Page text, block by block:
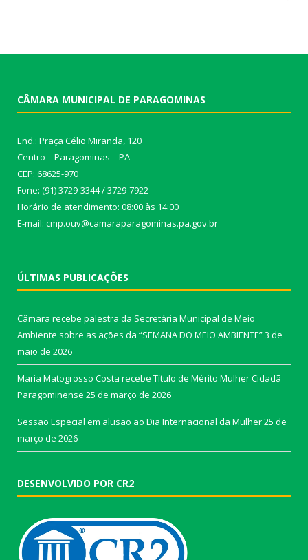
CÂMARA MUNICIPAL DE PARAGOMINAS
End.: Praça Célio Miranda, 120
Centro – Paragominas – PA
CEP: 68625-970
Fone: (91) 3729-3344 / 3729-7922
Horário de atendimento: 08:00 às 14:00
E-mail: cmp.ouv@camaraparagominas.pa.gov.br
ÚLTIMAS PUBLICAÇÕES
Câmara recebe palestra da Secretária Municipal de Meio
Ambiente sobre as ações da “SEMANA DO MEIO AMBIENTE”3 de
maio de 2026
Maria Matogrosso Costa recebe Título de Mérito Mulher Cidadã
Paragominense 25 de março de 2026
Sessão Especial em alusão ao Dia Internacional da Mulher25 de
março de 2026
DESENVOLVIDO POR CR2